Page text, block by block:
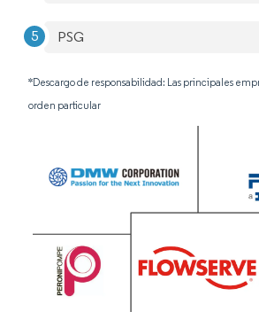
PSG
*Descargo de responsabilidad: Las principales
orden particular